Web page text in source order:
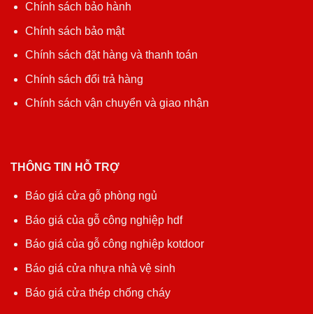
Chính sách bảo hành
Chính sách bảo mật
Chính sách đặt hàng và thanh toán
Chính sách đổi trả hàng
Chính sách vận chuyển và giao nhận
THÔNG TIN HỖ TRỢ
Báo giá cửa gỗ phòng ngủ
Báo giá của gỗ công nghiệp hdf
Báo giá của gỗ công nghiệp kotdoor
Báo giá cửa nhựa nhà vệ sinh
Báo giá cửa thép chống cháy